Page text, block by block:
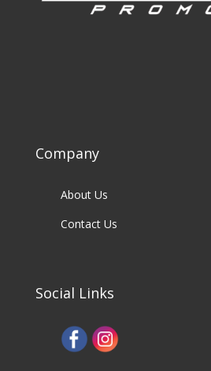
Company
About Us
Contact Us
Social Links